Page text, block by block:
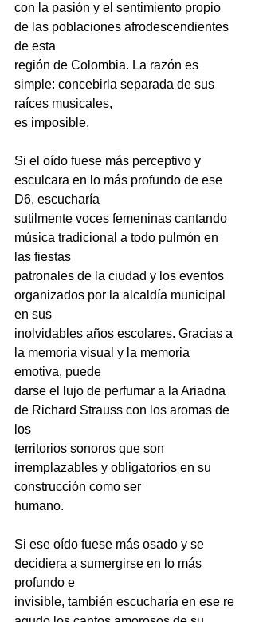
con la pasión y el sentimiento propio
de las poblaciones afrodescendientes
de esta
región de Colombia. La razón es
simple: concebirla separada de sus
raíces musicales,
es imposible.
Si el oído fuese más perceptivo y
esculcara en lo más profundo de ese
D6, escucharía
sutilmente voces femeninas cantando
música tradicional a todo pulmón en
las fiestas
patronales de la ciudad y los eventos
organizados por la alcaldía municipal
en sus
inolvidables años escolares. Gracias a
la memoria visual y la memoria
emotiva, puede
darse el lujo de perfumar a la Ariadna
de Richard Strauss con los aromas de
los
territorios sonoros que son
irremplazables y obligatorios en su
construcción como ser
humano.
Si ese oído fuese más osado y se
decidiera a sumergirse en lo más
profundo e
invisible, también escucharía en ese re